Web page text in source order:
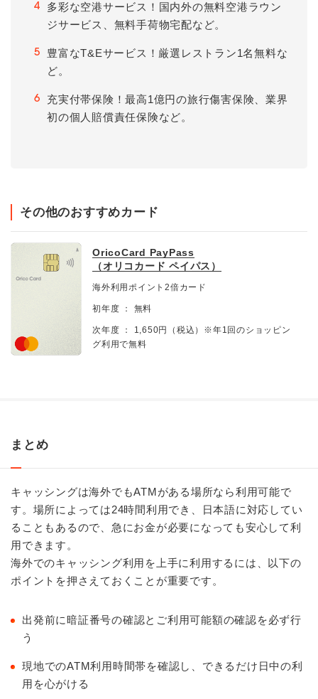
4
多彩な空港サービス！国内外の無料空港ラウン
ジサービス、無料手荷物宅配など。
5
豊富なT&Eサービス！厳選レストラン1名無料な
ど。
6
充実付帯保険！最高1億円の旅行傷害保険、業界
初の個人賠償責任保険など。
その他のおすすめカード
OricoCard PayPass
（オリコカード ペイパス）
海外利用ポイント2倍カード
初年度 ： 無料
次年度 ： 1,650円（税込）※年1回のショッピン
グ利用で無料
まとめ
キャッシングは海外でもATMがある場所なら利用可能で
す。場所によっては24時間利用でき、日本語に対応してい
ることもあるので、急にお金が必要になっても安心して利
用できます。
海外でのキャッシング利用を上手に利用するには、以下の
ポイントを押さえておくことが重要です。
出発前に暗証番号の確認とご利用可能額の確認を必ず行
う
現地でのATM利用時間帯を確認し、できるだけ日中の利
用を心がける